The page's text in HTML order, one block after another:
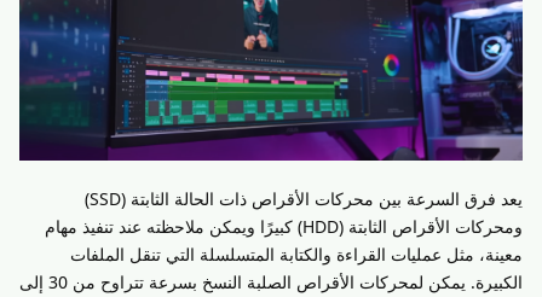
يعد فرق السرعة بين محركات الأقراص ذات الحالة الثابتة (SSD)
ومحركات الأقراص الثابتة (HDD) كبيرًا ويمكن ملاحظته عند تنفيذ مهام
معينة، مثل عمليات القراءة والكتابة المتسلسلة التي تنقل الملفات
الكبيرة. يمكن لمحركات الأقراص الصلبة النسخ بسرعة تتراوح من 30 إلى